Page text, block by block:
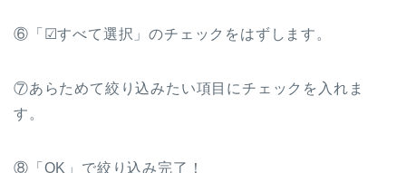
⑥「☑すべて選択」のチェックをはずします。
⑦あらためて絞り込みたい項目にチェックを入れま
す。
⑧「OK」で絞り込み完了！